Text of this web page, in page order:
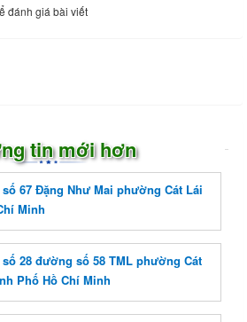
đánh giá bài viết
tin mới hơn
67 Đặng Như Mai phường Cát Lái
Minh
28 đường số 58 TML phường Cát
Phố Hồ Chí Minh